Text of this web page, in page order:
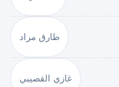
طارق مراد
غازي القصيبي